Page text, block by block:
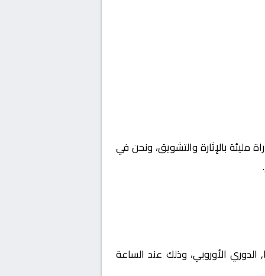
مليئة بالإثارة والتشويق، ونحن في
الدوري الأوروبي، وذلك عند الساعة